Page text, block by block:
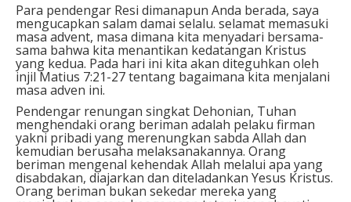
Para pendengar Resi dimanapun Anda berada, saya
mengucapkan salam damai selalu. selamat memasuki
masa advent, masa dimana kita menyadari bersama-
sama bahwa kita menantikan kedatangan Kristus
yang kedua. Pada hari ini kita akan diteguhkan oleh
injil Matius 7:21-27 tentang bagaimana kita menjalani
masa adven ini.
Pendengar renungan singkat Dehonian, Tuhan
menghendaki orang beriman adalah pelaku firman
yakni pribadi yang merenungkan sabda Allah dan
kemudian berusaha melaksanakannya. Orang
beriman mengenal kehendak Allah melalui apa yang
disabdakan, diajarkan dan diteladankan Yesus Kristus.
Orang beriman bukan sekedar mereka yang